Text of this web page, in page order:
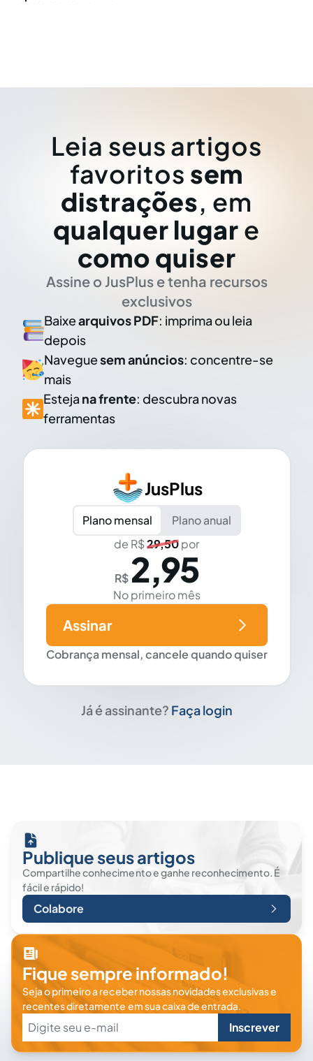
Leia seus artigos
favoritos sem
distrações, em
qualquer lugar e
como quiser
Assine o JusPlus e tenha recursos
exclusivos
Baixearquivos PDF: imprima ou leia
depois
Naveguesem anúncios: concentre-se
mais
Esteja na frente: descubra novas
ferramentas
JusPlus
Plano mensal
Plano anual
de R$29,50por
R$ 2,95
No primeiro mês
Cobrança mensal, cancele quando quiser
Assinar
Já é assinante? Faça login
Publique seus artigos
Compartilhe conhecimento e ganhe reconhecimento. É
fácil e rápido!
Colabore
Fique sempre informado!
Seja o primeiro a receber nossas novidades exclusivas e
recentes diretamente em sua caixa de entrada.
Inscrever